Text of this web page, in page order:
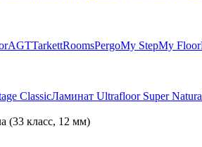
AGTTarkettRoomsPergoMy StepMy Floor
ClassicЛаминат Ultrafloor Super
(33 класс, 12 мм)